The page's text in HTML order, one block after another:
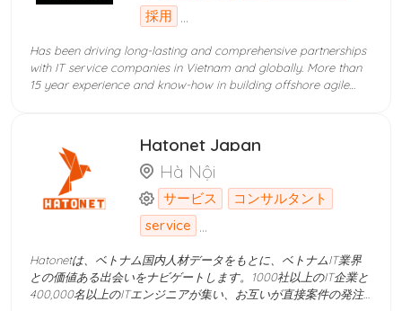
タントの契約を締結させていただく Devworksシステム上で、無
断よりDevworkサイトで面接日程を予約できる システム経由で、
候補者に内定をお送る IT人材紹介手数料を指摘された銀行口座に
振り込む 現在、ベトナムは、安価で豊富な人件費を活用してコス
ともある、日本とベトナム との時差は2時間だけです。IT の仕事
を探す - 無料の求人広告を掲載_効果的で評判の良い求人検索サ
イトで、毎日何千もの新しい求人を更新します。 Devwork.vn
は、雇用主と候補者および採用スペシャリストを結びつけるのに
役立つテクノロジー製品で、採用プロセスを徐々に閉鎖的かつ迅
速かつ高品質なものにしていきます。 人材紹介サービスを利用さ
せていただくため、 人材採用コンサルタントの契約を締結させて
いただく Devworksシステム上で、無料で求人票を掲載できる 候
補者の履歴書を貰った後、お客様の判断よりDevworkサイトで面
採用 ...
Has been driving long-lasting and comprehensive partnerships
with IT service companies in Vietnam and globally. More than
15 year experience and know-how in building offshore agile
global companies to approach and win busines in Japan, and
inversely bring Japanese offerings to global market. MISSION &
VISION : Creative sustainable future for people with reliable
partners Vision : With digital power backed by next-generation
technology, we will continue to work with customers who take
on various challenges toward a sustainable and
environmentally friendly future
Hatonet Japan
Hà Nội
サービス
コンサルタント
service ...
Hatonetは、ベトナム国内人材データをもとに、ベトナムIT業界
との価値ある出会いをナビゲートします。1000社以上のIT企業と
400,000名以上のITエンジニアが集い、お互いが直接案件の発注